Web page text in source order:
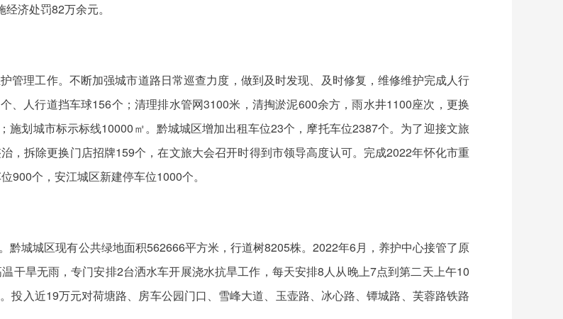
济处罚82万余元。
管理工作。不断加强城市道路日常巡查力度，做到及时发现、及时修复，维修维护完成人行
、人行道挡车球156个；清理排水管网3100米，清掏淤泥600余方，雨水井1100座次，更换
划城市标示标线10000㎡。黔城城区增加出租车位23个，摩托车位2387个。为了迎接文旅
，拆除更换门店招牌159个，在文旅大会召开时得到市领导高度认可。完成2022年怀化市重
900个，安江城区新建停车位1000个。
黔城城区现有公共绿地面积562666平方米，行道树8205株。2022年6月，养护中心接管了原
干旱无雨，专门安排2台洒水车开展浇水抗旱工作，每天安排8人从晚上7点到第二天上午10
投入近19万元对荷塘路、房车公园门口、雪峰大道、玉壶路、冰心路、镡城路、芙蓉路铁路